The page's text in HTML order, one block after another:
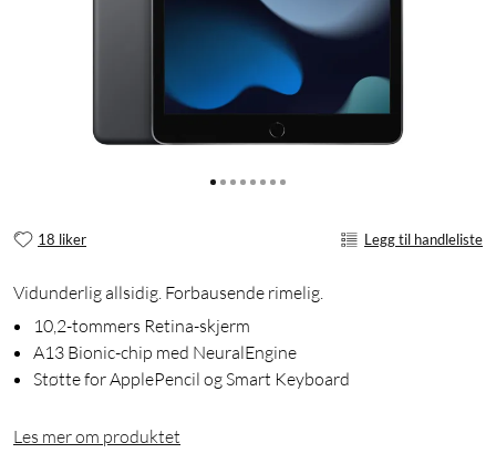
18 liker Legg til handleliste
Vidunderlig allsidig. Forbausende rimelig.
10,2-tommers Retina-skjerm
A13 Bionic-chip med NeuralEngine
Støtte for ApplePencil og Smart Keyboard
Les mer om produktet